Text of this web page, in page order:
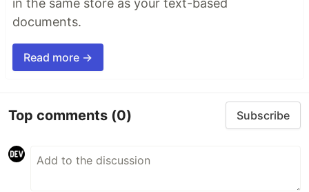
in the same store as your text-based
documents.
Read more →
Top comments (0) Subscribe